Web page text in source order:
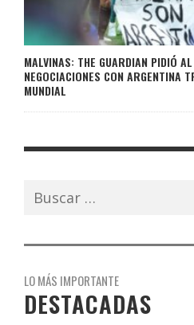
MALVINAS: THE GUARDIAN PIDIÓ
NEGOCIACIONES CON ARGENTINA
MUNDIAL
Buscar:
LO MÁS IMPORTANTE
DESTACADAS